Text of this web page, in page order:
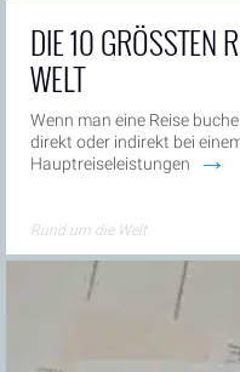
DIE 10 GRÖSSTEN
ELT
Wenn man eine Reise
direkt oder indirekt bei
Hauptreiseleistungen
→
Rund um die Welt